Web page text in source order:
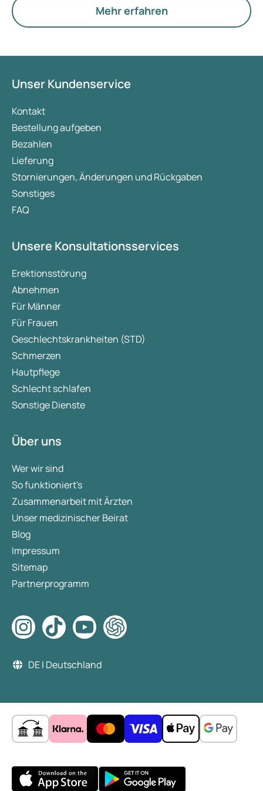
Mehr erfahren
Unser Kundenservice
Kontakt
Bestellung aufgeben
Bezahlen
Lieferung
Stornierungen, Änderungen und Rückgaben
Sonstiges
FAQ
Unsere Konsultationsservices
Erektionsstörung
Abnehmen
Für Männer
Für Frauen
Geschlechtskrankheiten (STD)
Schmerzen
Hautpflege
Schlecht schlafen
Sonstige Dienste
Über uns
Wer wir sind
So funktioniert's
Zusammenarbeit mit Ärzten
Unser medizinischer Beirat
Blog
Impressum
Sitemap
Partnerprogramm
DE | Deutschland